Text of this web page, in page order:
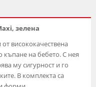
зелена
висококачествена
къпане на бебето. С нея
му сигурност и го
В комплекта са